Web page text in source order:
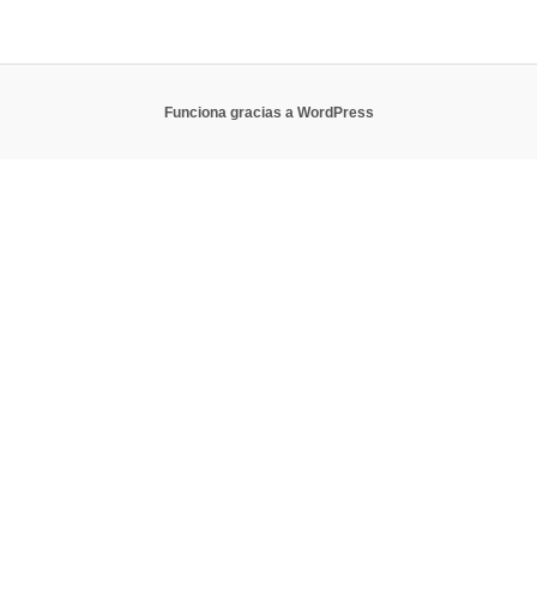
Funciona gracias a WordPress